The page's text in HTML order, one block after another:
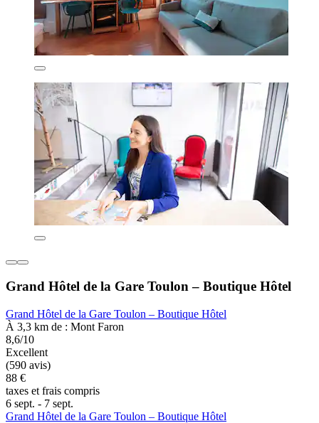
Grand Hôtel de la Gare Toulon – Boutique Hôtel
Grand Hôtel de la Gare Toulon – Boutique Hôtel
À 3,3 km de : Mont Faron
8,6/10
Excellent
(590 avis)
88 €
taxes et frais compris
6 sept. - 7 sept.
Grand Hôtel de la Gare Toulon – Boutique Hôtel